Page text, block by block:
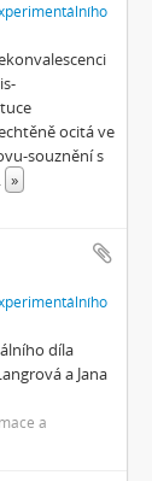
ocitá ve
souznění s
»
díla
a Jana
a